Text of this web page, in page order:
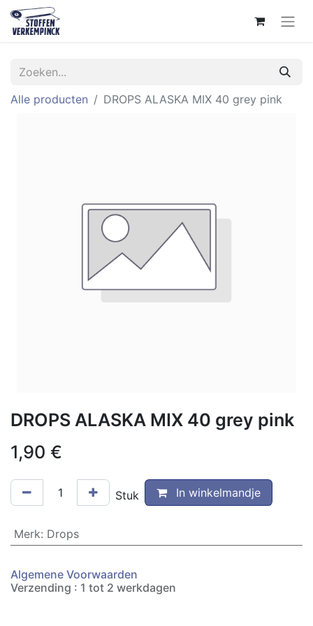
Alle producten DROPS ALASKA MIX 40 grey pink
DROPS ALASKA MIX 40 grey pink
1,90 €
Stuk In winkelmandje
Merk: Drops
Algemene Voorwaarden
Verzending : 1 tot 2 werkdagen